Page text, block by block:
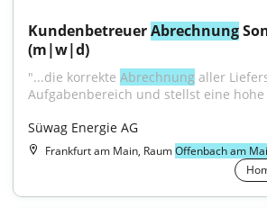
Kundenbetreuer Abrechnung
(m|w|d)
"...die korrekte Abrechnung aller
Aufgabenbereich und stellst eine
Süwag Energie AG
Frankfurt am Main, RaumOffenbach am